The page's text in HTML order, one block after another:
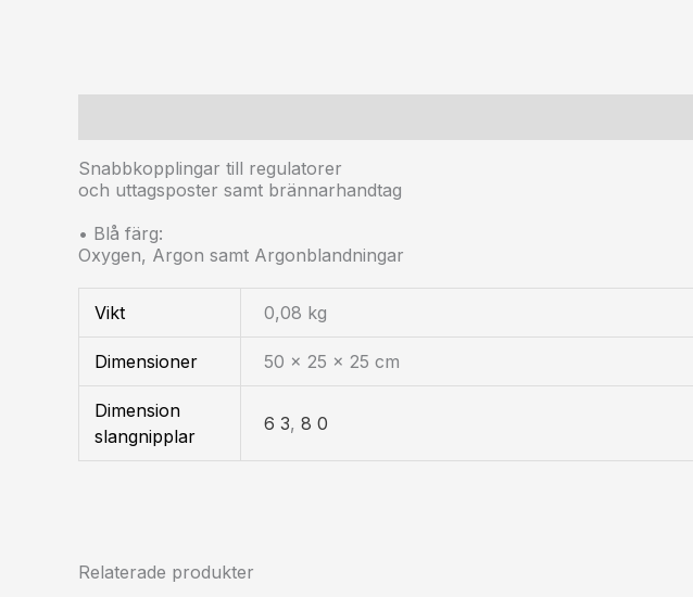
Snabbkopplingar till regulatorer
och uttagsposter samt brännarhandtag
• Blå färg:
Oxygen, Argon samt Argonblandningar
Vikt 0,08 kg
Dimensioner 50 × 25 × 25 cm
Dimension
slangnipplar
6 3,8 0
Relaterade produkter